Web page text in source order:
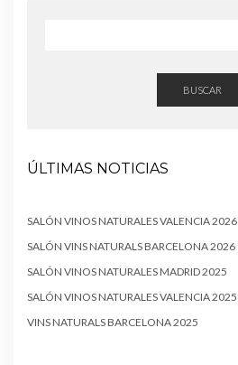
BUSCAR
ÚLTIMAS NOTICIAS
SALÓN VINOS NATURALES VALENCIA 2026
SALÓN VINS NATURALS BARCELONA 2026
SALÓN VINOS NATURALES MADRID 2025
SALÓN VINOS NATURALES VALENCIA 2025
VINS NATURALS BARCELONA 2025